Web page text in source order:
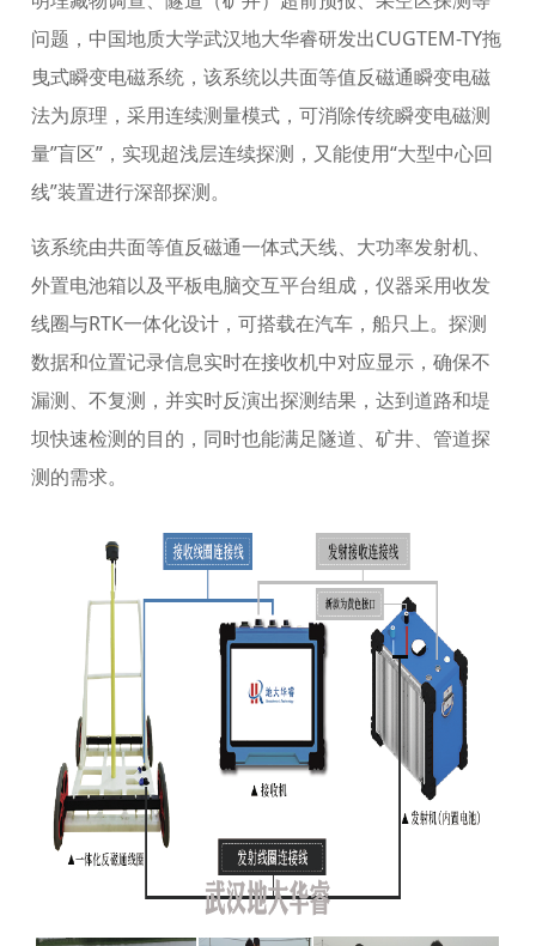
问题，中国地质大学武汉地大华睿研发出CUGTEM-TY拖
曳式瞬变电磁系统，该系统以共面等值反磁通瞬变电磁
法为原理，采用连续测量模式，可消除传统瞬变电磁测
量”盲区”，实现超浅层连续探测，又能使用“大型中心回
线”装置进行深部探测。
该系统由共面等值反磁通一体式天线、大功率发射机、
外置电池箱以及平板电脑交互平台组成，仪器采用收发
线圈与RTK一体化设计，可搭载在汽车，船只上。探测
数据和位置记录信息实时在接收机中对应显示，确保不
漏测、不复测，并实时反演出探测结果，达到道路和堤
坝快速检测的目的，同时也能满足隧道、矿井、管道探
测的需求。